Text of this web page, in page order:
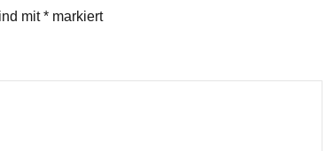
mit* markiert